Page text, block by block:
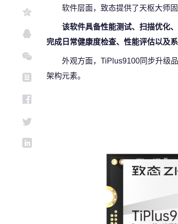
软件层面，致态提供了天枢大师固
该软件具备性能测试、扫描优化
完成日常健康度检查、性能评估以及系
外观方面，TiPlus9100同步升级
架构元素。